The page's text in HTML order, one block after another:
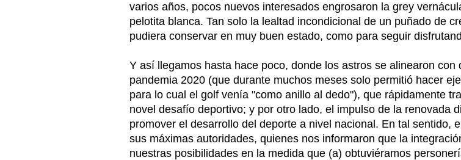
varios años, pocos nuevos interesados engrosaron la grey
pelotita blanca. Tan solo la lealtad incondicional de un puñado de
pudiera conservar en muy buen estado, como para seguir
Y así llegamos hasta hace poco, donde los astros se alinearon
pandemia 2020 (que durante muchos meses solo permitió hacer
para lo cual el golf venía "como anillo al dedo"), que rápidamente
novel desafío deportivo; y por otro lado, el impulso de la renovada
promover el desarrollo del deporte a nivel nacional. En tal sentido,
sus máximas autoridades, quienes nos informaron que la
nuestras posibilidades en la medida que (a) obtuviéramos